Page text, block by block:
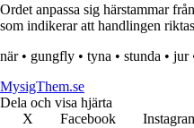
Ordet anpassa sig härstammar
som indikerar att handlingen
när• gungfly • tyna • stunda • jur
MysigThem.se
Dela och visa hjärta
X
Facebook